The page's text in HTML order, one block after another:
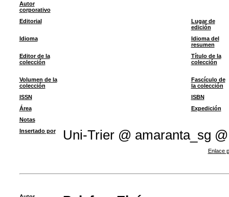
Autor
corporativo
Editorial
Lugar de
edición
Idioma
Idioma del
resumen
Editor de la
colección
Título de la
colección
Volumen de la
colección
Fascículo de
la colección
ISSN
ISBN
Área
Expedición
Notas
Insertado por
Uni-Trier @ amaranta_sg @
Enlace